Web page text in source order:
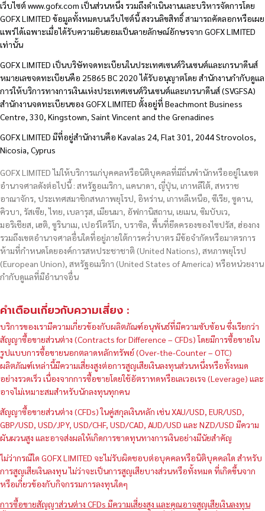
เว็บไซต์www.gofx.com เป็นส่วนหนึ่ง รวมถึงดำเนินงานและบริหารจัดการโดย
GOFX LIMITED ข้อมูลทั้งหมดบนเว็บไซต์นี้ สงวนลิขสิทธิ์ สามารถคัดลอกหรือเผย
แพร่ได้เฉพาะเมื่อได้รับความยินยอมเป็นลายลักษณ์อักษรจาก GOFX LIMITED
เท่านั้น
GOFX LIMITED เป็นบริษัทจดทะเบียนในประเทศเซนต์วินเซนต์และเกรนาดีนส์
หมายเลขจดทะเบียนคือ 25865 BC 2020 ได้รับอนุญาตโดย สำนักงานกำกับดูแล
การให้บริการทางการเงินแห่งประเทศเซนต์วินเซนต์และเกรนาดีนส์ (SVGFSA)
สำนักงานจดทะเบียนของ GOFX LIMITED ตั้งอยู่ที่ Beachmont Business
Centre, 330, Kingstown, Saint Vincent and the Grenadines
GOFX LIMITED มีที่อยู่สำนักงานคือ Kavalas 24, Flat 301, 2044 Strovolos,
Nicosia, Cyprus
GOFX LIMITED ไม่ให้บริการแก่บุคคลหรือนิติบุคคลที่มีถิ่นพำนักหรืออยู่ในเขต
อำนาจศาลดังต่อไปนี้ : สหรัฐอเมริกา, แคนาดา, ญี่ปุ่น, เกาหลีใต้, สหราช
อาณาจักร, ประเทศสมาชิกสหภาพยุโรป, อิหร่าน, เกาหลีเหนือ, ซีเรีย, ซูดาน,
คิวบา, รัสเซีย, ไทย, เบลารุส, เมียนมา, อัฟกานิสถาน, เยเมน, ซิมบับเว,
มอริเชียส, เฮติ, ซูรินาเม, เปอร์โตริโก, บราซิล, พื้นที่ยึดครองของไซปรัส, ฮ่องกง
รวมถึงเขตอำนาจศาลอื่นใดที่อยู่ภายใต้การคว่ำบาตร มีข้อจำกัดหรือมาตรการ
ห้ามที่กำหนดโดยองค์การสหประชาชาติ (United Nations), สหภาพยุโรป
(European Union), สหรัฐอเมริกา (United States of America) หรือหน่วยงาน
กำกับดูแลที่มีอำนาจอื่น
คำเตือนเกี่ยวกับความเสี่ยง :
บริการของเรามีความเกี่ยวข้องกับผลิตภัณฑ์อนุพันธ์ที่มีความซับซ้อน ซึ่งเรียกว่า
สัญญาซื้อขายส่วนต่าง (Contracts for Difference – CFDs) โดยมีการซื้อขายใน
รูปแบบการซื้อขายนอกตลาดหลักทรัพย์ (Over-the-Counter – OTC)
ผลิตภัณฑ์เหล่านี้มีความเสี่ยงสูงต่อการสูญเสียเงินลงทุนส่วนหนึ่งหรือทั้งหมด
อย่างรวดเร็ว เนื่องจากการซื้อขายโดยใช้อัตราทดหรือเลเวอเรจ (Leverage) และ
อาจไม่เหมาะสมสำหรับนักลงทุนทุกคน
สัญญาซื้อขายส่วนต่าง (CFDs) ในคู่สกุลเงินหลัก เช่น XAU/USD, EUR/USD,
GBP/USD, USD/JPY, USD/CHF, USD/CAD, AUD/USD และ NZD/USD มีความ
ผันผวนสูง และอาจส่งผลให้เกิดการขาดทุนทางการเงินอย่างมีนัยสำคัญ
ไม่ว่ากรณีใด GOFX LIMITED จะไม่รับผิดชอบต่อบุคคลหรือนิติบุคคลใด สำหรับ
การสูญเสียเงินลงทุน ไม่ว่าจะเป็นการสูญเสียบางส่วนหรือทั้งหมด ที่เกิดขึ้นจาก
หรือเกี่ยวข้องกับกิจกรรมการลงทุนใดๆ
การซื้อขายสัญญาส่วนต่าง CFDs มีความเสี่ยงสูง และคุณอาจสูญเสียเงินลงทุน